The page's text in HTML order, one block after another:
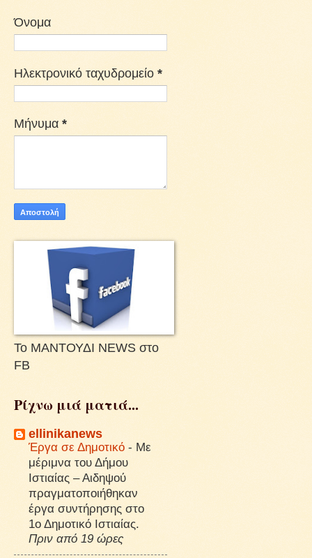
Όνομα
Ηλεκτρονικό ταχυδρομείο *
Μήνυμα *
Το ΜΑΝΤΟΥΔΙ NEWS στο
FB
Ρίχνω μιά ματιά...
ellinikanews
Έργα σε Δημοτικό - Με
μέριμνα του Δήμου
Ιστιαίας – Αιδηψού
πραγματοποιήθηκαν
έργα συντήρησης στο
1ο Δημοτικό Ιστιαίας.
Πριν από 19 ώρες